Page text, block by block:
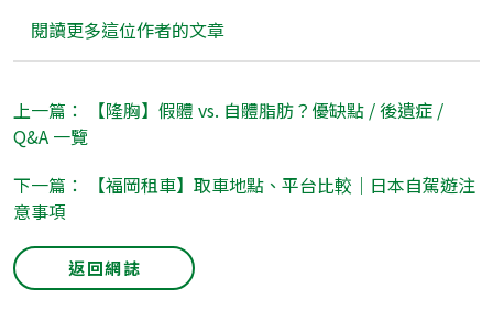
閱讀更多這位作者的文章
上一篇： 【隆胸】假體 vs. 自體脂肪？優缺點 / 後遺症 /
Q&A 一覽
下一篇： 【福岡租車】取車地點、平台比較｜日本自駕遊注
意事項
返回網誌